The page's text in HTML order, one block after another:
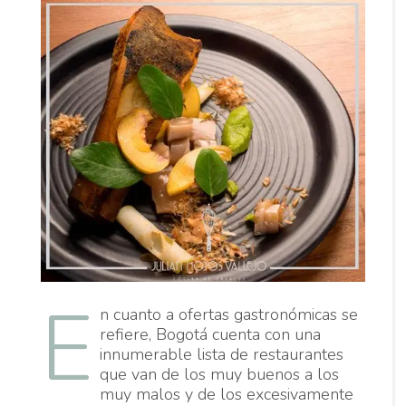
E n cuanto a ofertas gastronómicas se
refiere, Bogotá cuenta con una
innumerable lista de restaurantes
que van de los muy buenos a los
muy malos y de los excesivamente